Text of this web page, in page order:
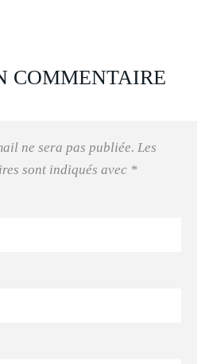
COMMENTAIRE
ne sera pas publiée. Les
sont indiqués avec *